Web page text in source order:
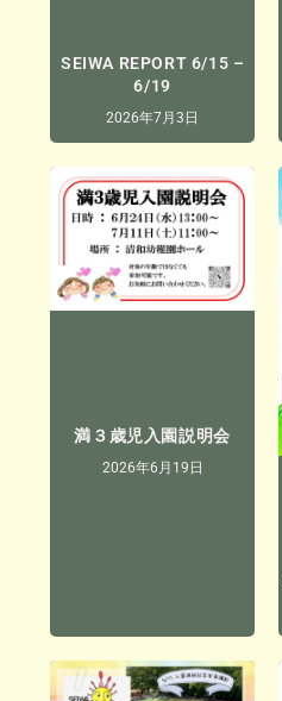
SEIWA REPORT 6/15 –
6/19
2026年7月3日
満３歳児入園説明会
2026年6月19日